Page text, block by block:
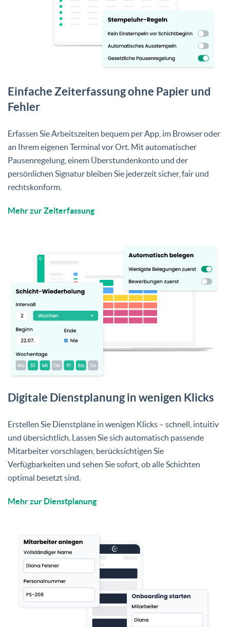
Einfache Zeiterfassung ohne Papier und
Fehler
Erfassen Sie Arbeitszeiten bequem per App, im Browser oder
an Ihrem eigenen Terminal vor Ort. Mit automatischer
Pausenregelung, einem Überstundenkonto und der
persönlichen Signatur bleiben Sie jederzeit sicher, fair und
rechtskonform.
Mehr zur Zeiterfassung
Digitale Dienstplanung in wenigen Klicks
Erstellen Sie Dienstpläne in wenigen Klicks – schnell, intuitiv
und übersichtlich. Lassen Sie sich automatisch passende
Mitarbeiter vorschlagen, berücksichtigen Sie
Verfügbarkeiten und sehen Sie sofort, ob alle Schichten
optimal besetzt sind.
Mehr zur Dienstplanung